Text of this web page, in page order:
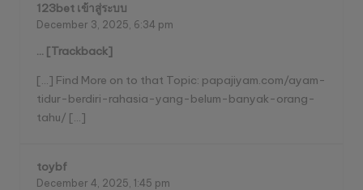
123bet เข้าสู่ระบบ
December 3, 2025, 6:34 pm
… [Trackback]
[…] Find More on to that Topic: papajiyam.com/ayam-
tidur-berdiri-rahasia-yang-belum-banyak-orang-
tahu/ […]
toybf
December 4, 2025, 1:45 pm